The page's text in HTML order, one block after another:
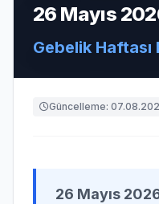
26 Mayıs
Gebelik Haftası
Güncelleme:
26 Mayıs